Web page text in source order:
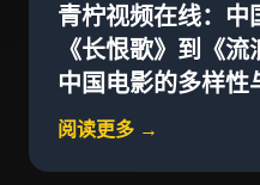
青柠视频在线：中
《长恨歌》到《
中国电影的多样性
阅读更多 →